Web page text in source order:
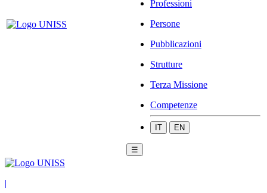
Professioni
Persone
Pubblicazioni
Strutture
Terza Missione
Competenze
IT EN
☰
|